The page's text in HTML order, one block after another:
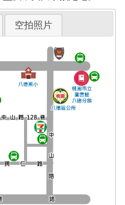
空拍照片